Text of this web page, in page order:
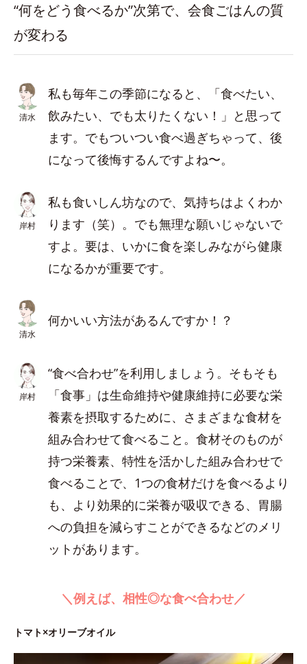
“何をどう食べるか”次第で、会食ごはんの質
が変わる
清水
私も毎年この季節になると、「食べたい、
飲みたい、でも太りたくない！」と思って
ます。でもついつい食べ過ぎちゃって、後
になって後悔するんですよね〜。
岸村
私も食いしん坊なので、気持ちはよくわか
ります（笑）。でも無理な願いじゃないで
すよ。要は、いかに食を楽しみながら健康
になるかが重要です。
清水
何かいい方法があるんですか！？
岸村
“食べ合わせ”を利用しましょう。そもそも
「食事」は生命維持や健康維持に必要な栄
養素を摂取するために、さまざまな食材を
組み合わせて食べること。食材そのものが
持つ栄養素、特性を活かした組み合わせで
食べることで、1つの食材だけを食べるより
も、より効果的に栄養が吸収できる、胃腸
への負担を減らすことができるなどのメリ
ットがあります。
＼例えば、相性◎な食べ合わせ／
トマト×オリーブオイル